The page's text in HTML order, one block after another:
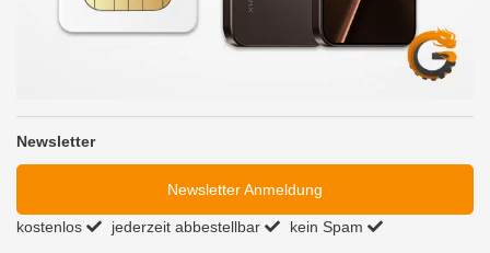
Newsletter
Newsletter Anmeldung
kostenlos jederzeit abbestellbar kein Spam